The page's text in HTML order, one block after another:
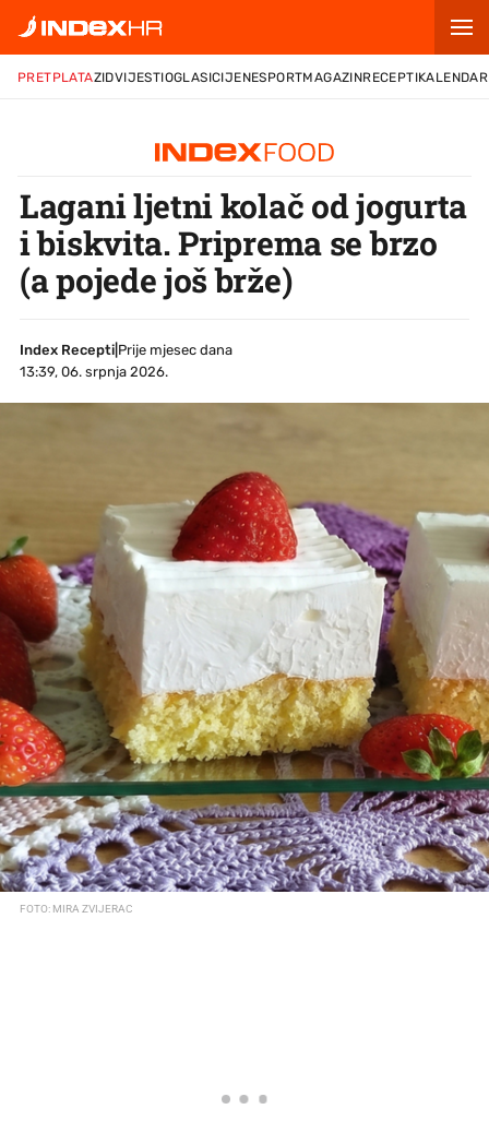
PRETPLATAZIDVIJESTIOGLASICIJENESPORTMAGAZINRECEPTIKALENDAR
Lagani ljetni kolač od jogurta
i biskvita. Priprema se brzo
(a pojede još brže)
Index Recepti
Prije mjesec dana
13:39, 06. srpnja 2026.
FOTO: MIRA ZVIJERAC